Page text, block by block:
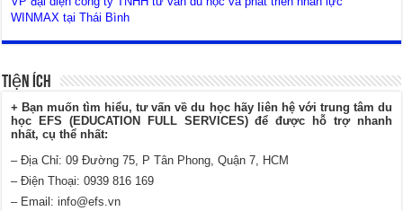
WINMAX tại Thái Bình
Tiện Ích
+ Bạn muốn tìm hiểu, tư vấn về du học hãy liên hệ với trung tâm du
học EFS (EDUCATION FULL SERVICES) để được hỗ trợ nhanh
nhất, cụ thể nhất:
– Địa Chỉ: 09 Đường 75, P Tân Phong, Quận 7, HCM
– Điện Thoại: 0939 816 169
– Email:info@efs.vn